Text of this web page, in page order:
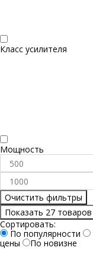
Класс усилителя
Мощность
Очистить фильтры
Показать 27 товаров
Сортировать:
По популярности
цены
По новизне